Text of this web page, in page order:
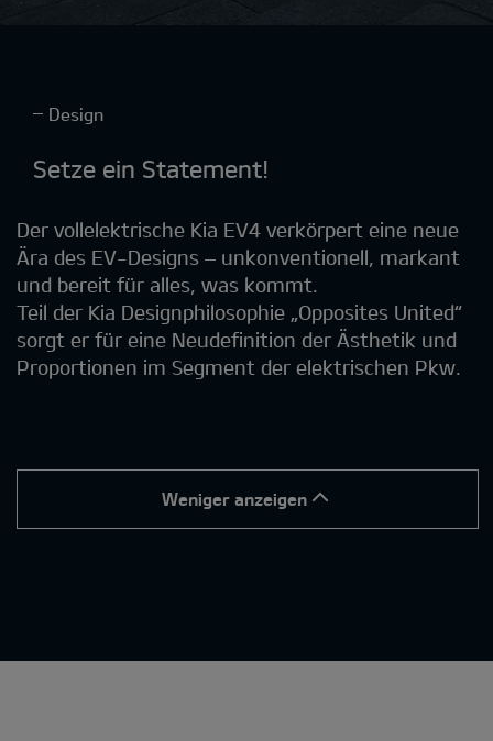
Design
Setze ein Statement!
Der vollelektrische Kia EV4 verkörpert eine neue
Ära des EV-Designs – unkonventionell, markant
und bereit für alles, was kommt.
Teil der Kia Designphilosophie „Opposites United“
sorgt er für eine Neudefinition der Ästhetik und
Proportionen im Segment der elektrischen Pkw.
Weniger anzeigen